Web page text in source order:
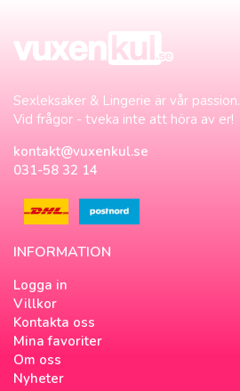
Sexleksaker & Lingerie är vår passion.
Vid frågor - tveka inte att höra av er!
kontakt@vuxenkul.se
031-58 32 14
INFORMATION
Logga in
Villkor
Kontakta oss
Mina favoriter
Om oss
Nyheter